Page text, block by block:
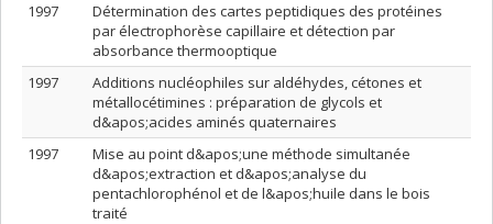
1997
Détermination des cartes peptidiques des protéines
par électrophorèse capillaire et détection par
absorbance thermooptique
1997
Additions nucléophiles sur aldéhydes, cétones et
métallocétimines : préparation de glycols et
d&apos;acides aminés quaternaires
1997
Mise au point d&apos;une méthode simultanée
d&apos;extraction et d&apos;analyse du
pentachlorophénol et de l&apos;huile dans le bois
traité